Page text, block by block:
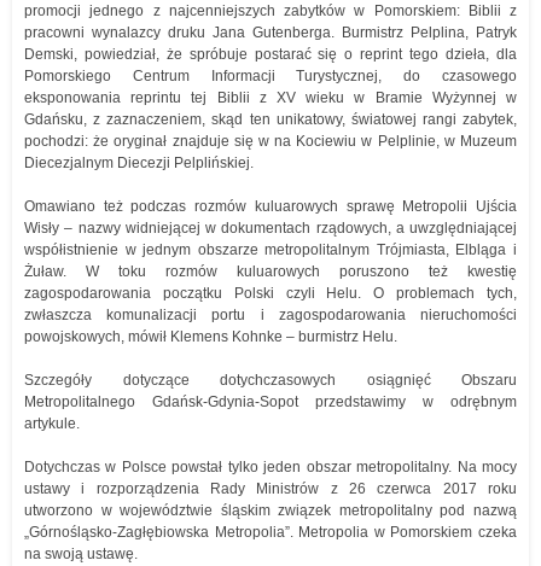
promocji jednego z najcenniejszych zabytków w Pomorskiem: Biblii z
pracowni wynalazcy druku Jana Gutenberga. Burmistrz Pelplina, Patryk
Demski, powiedział, że spróbuje postarać się o reprint tego dzieła, dla
Pomorskiego Centrum Informacji Turystycznej, do czasowego
eksponowania reprintu tej Biblii z XV wieku w Bramie Wyżynnej w
Gdańsku, z zaznaczeniem, skąd ten unikatowy, światowej rangi zabytek,
pochodzi: że oryginał znajduje się w na Kociewiu w Pelplinie, w Muzeum
Diecezjalnym Diecezji Pelplińskiej.
Omawiano też podczas rozmów kuluarowych sprawę Metropolii Ujścia
Wisły – nazwy widniejącej w dokumentach rządowych, a uwzględniającej
współistnienie w jednym obszarze metropolitalnym Trójmiasta, Elbląga i
Żuław. W toku rozmów kuluarowych poruszono też kwestię
zagospodarowania początku Polski czyli Helu. O problemach tych,
zwłaszcza komunalizacji portu i zagospodarowania nieruchomości
powojskowych, mówił Klemens Kohnke – burmistrz Helu.
Szczegóły dotyczące dotychczasowych osiągnięć Obszaru
Metropolitalnego Gdańsk-Gdynia-Sopot przedstawimy w odrębnym
artykule.
Dotychczas w Polsce powstał tylko jeden obszar metropolitalny. Na mocy
ustawy i rozporządzenia Rady Ministrów z 26 czerwca 2017 roku
utworzono w województwie śląskim związek metropolitalny pod nazwą
„Górnośląsko-Zagłębiowska Metropolia”. Metropolia w Pomorskiem czeka
na swoją ustawę.